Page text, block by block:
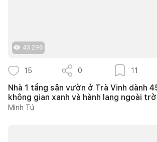
43.296
15 0 11
Nhà 1 tầng sân vườn ở Trà Vinh dành
không gian xanh và hành lang ngoài
Minh Tú